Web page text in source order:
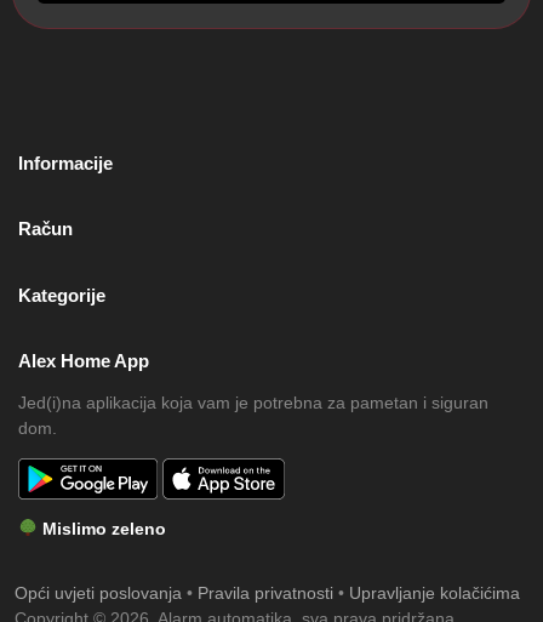
Informacije
Račun
Kategorije
Alex Home App
Jed(i)na aplikacija koja vam je potrebna za pametan i siguran
dom.
Mislimo zeleno
Opći uvjeti poslovanja • Pravila privatnosti • Upravljanje kolačićima